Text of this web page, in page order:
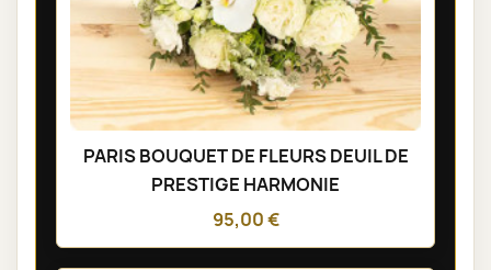
PARIS BOUQUET DE FLEURS DEUIL DE
PRESTIGE HARMONIE
95,00 €